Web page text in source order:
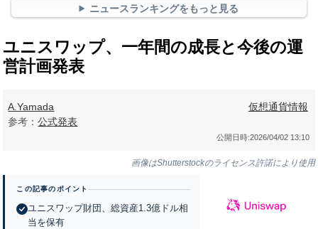
ニュースランキングをもっと見る
ユニスワップ、一年間の成長と今後の運
営計画発表
A.Yamada
参考：公式発表
仮想通貨情報
公開日時:2026/04/02 13:10
画像はShutterstockのライセンス許諾により使用
この記事のポイント
ユニスワップ財団、総資産1.3億ドル相
当を保有